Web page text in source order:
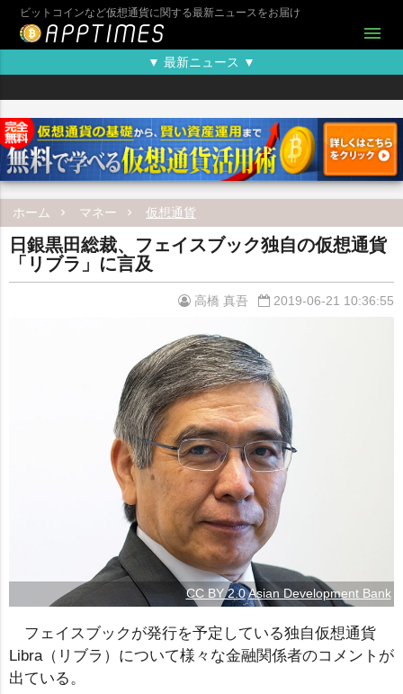
ビットコインなど仮想通貨に関する最新ニュースをお届け
menu
▼ 最新ニュース ▼
ホーム マネー 仮想通貨
日銀黒田総裁、フェイスブック独自の仮想通貨
「リブラ」に言及
高橋 真吾 2019-06-21 10:36:55
CC BY 2.0Asian Development Bank
フェイスブックが発行を予定している独自仮想通貨
Libra（リブラ）について様々な金融関係者のコメントが
出ている。